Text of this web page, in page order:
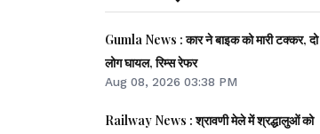
Gumla News : कार ने बाइक को मारी टक्कर, दो
लोग घायल, रिम्स रेफर
Aug 08, 2026 03:38 PM
Railway News : श्रावणी मेले में श्रद्धालुओं को